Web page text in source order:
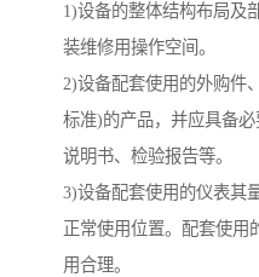
1)设备的整体结构布局及
装维修用操作空间。
2)设备配套使用的外购件
标准)的产品，并应具备必
说明书、检验报告等。
3)设备配套使用的仪表其
正常使用位置。配套使用
用合理。